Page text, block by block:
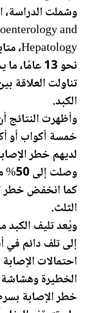
وشملت
and
نحو 13
تناولت العلاقة
الكبد.
وأظهرت النتائج
خمسة أكواب أو
لديهم خطر
كما انخفض خطر
الثلث.
ويُعد تليف الكبد
إلى تلف دائم في
احتمالات
الخطيرة وهشاشة
خطر الإصابة